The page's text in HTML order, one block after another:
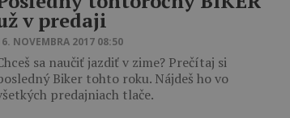
v predaji
NOVEMBRA 2017 08:50
sa naučiť jazdiť v zime? Prečítaj si
Biker tohto roku. Nájdeš ho vo
predajniach tlače.